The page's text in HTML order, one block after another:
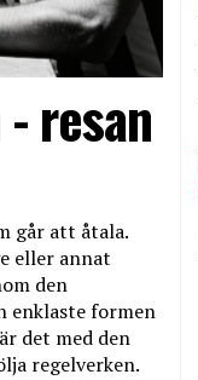
resan
går att åtala.
eller annat
den
enklaste formen
det med den
regelverken.